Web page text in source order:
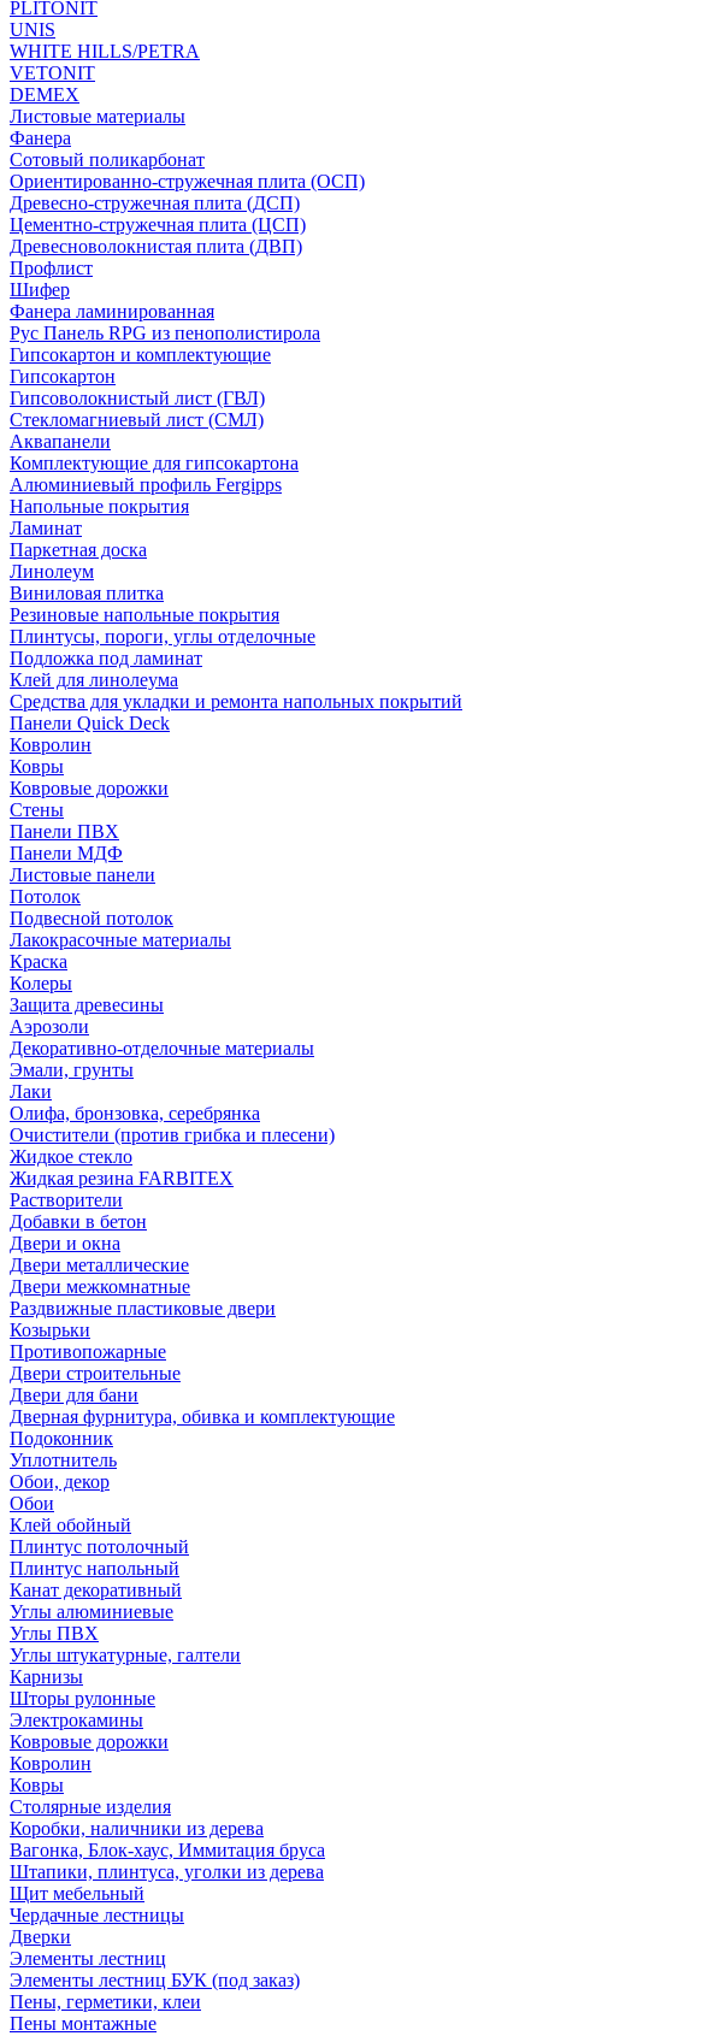
PLITONIT
UNIS
WHITE HILLS/PETRA
VETONIT
DEMEX
Листовые материалы
Фанера
Сотовый поликарбонат
Ориентированно-стружечная плита (ОСП)
Древесно-стружечная плита (ДСП)
Цементно-стружечная плита (ЦСП)
Древесноволокнистая плита (ДВП)
Профлист
Шифер
Фанера ламинированная
Рус Панель RPG из пенополистирола
Гипсокартон и комплектующие
Гипсокартон
Гипсоволокнистый лист (ГВЛ)
Стекломагниевый лист (СМЛ)
Аквапанели
Комплектующие для гипсокартона
Алюминиевый профиль Fergipps
Напольные покрытия
Ламинат
Паркетная доска
Линолеум
Виниловая плитка
Резиновые напольные покрытия
Плинтусы, пороги, углы отделочные
Подложка под ламинат
Клей для линолеума
Средства для укладки и ремонта напольных покрытий
Панели Quick Deck
Ковролин
Ковры
Ковровые дорожки
Стены
Панели ПВХ
Панели МДФ
Листовые панели
Потолок
Подвесной потолок
Лакокрасочные материалы
Краска
Колеры
Защита древесины
Аэрозоли
Декоративно-отделочные материалы
Эмали, грунты
Лаки
Олифа, бронзовка, серебрянка
Очистители (против грибка и плесени)
Жидкое стекло
Жидкая резина FARBITEX
Растворители
Добавки в бетон
Двери и окна
Двери металлические
Двери межкомнатные
Раздвижные пластиковые двери
Козырьки
Противопожарные
Двери строительные
Двери для бани
Дверная фурнитура, обивка и комплектующие
Подоконник
Уплотнитель
Обои, декор
Обои
Клей обойный
Плинтус потолочный
Плинтус напольный
Канат декоративный
Углы алюминиевые
Углы ПВХ
Углы штукатурные, галтели
Карнизы
Шторы рулонные
Электрокамины
Ковровые дорожки
Ковролин
Ковры
Столярные изделия
Коробки, наличники из дерева
Вагонка, Блок-хаус, Иммитация бруса
Штапики, плинтуса, уголки из дерева
Щит мебельный
Чердачные лестницы
Дверки
Элементы лестниц
Элементы лестниц БУК (под заказ)
Пены, герметики, клеи
Пены монтажные